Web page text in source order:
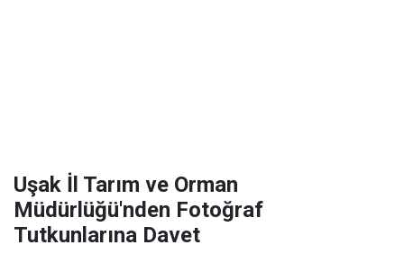
Uşak İl Tarım ve Orman
Müdürlüğü'nden Fotoğraf
Tutkunlarına Davet